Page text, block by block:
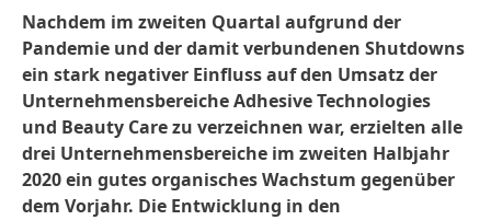
Nachdem im zweiten Quartal aufgrund der
Pandemie und der damit verbundenen Shutdowns
ein stark negativer Einfluss auf den Umsatz der
Unternehmensbereiche Adhesive Technologies
und Beauty Care zu verzeichnen war, erzielten alle
drei Unternehmensbereiche im zweiten Halbjahr
2020 ein gutes organisches Wachstum gegenüber
dem Vorjahr. Die Entwicklung in den